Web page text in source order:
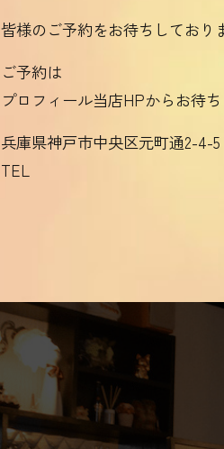
皆様のご予約をお待ちしており
ご予約は
プロフィール当店HPからお待
兵庫県神戸市中央区元町通2-4-5
TEL